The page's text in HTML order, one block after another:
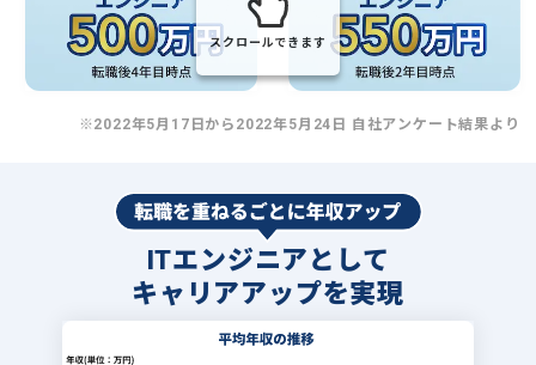
スクロールできます
※2022年5月17日から2022年5月24日 自社アンケート結果より
ITエンジニアとして
キャリアアップを実現